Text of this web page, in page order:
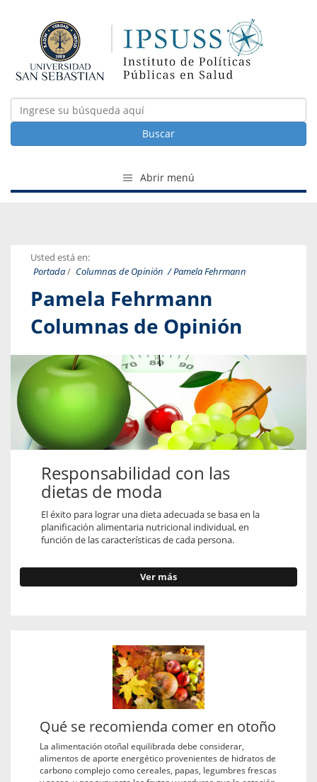
Buscar
Abrir menú
Usted está en:
Portada/ Columnas de Opinión / Pamela Fehrmann
Pamela Fehrmann
Columnas de Opinión
Responsabilidad con las
dietas de moda
El éxito para lograr una dieta adecuada se basa en la
planificación alimentaria nutricional individual, en
función de las características de cada persona.
Ver más
Qué se recomienda comer en otoño
La alimentación otoñal equilibrada debe considerar,
alimentos de aporte energético provenientes de hidratos de
carbono complejo como cereales, papas, legumbres frescas